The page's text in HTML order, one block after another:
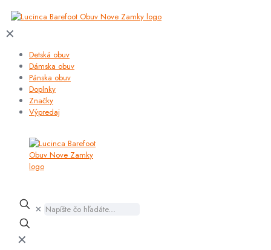
✕
Detská obuv
Dámska obuv
Pánska obuv
Doplnky
Značky
Výpredaj
✕
✕